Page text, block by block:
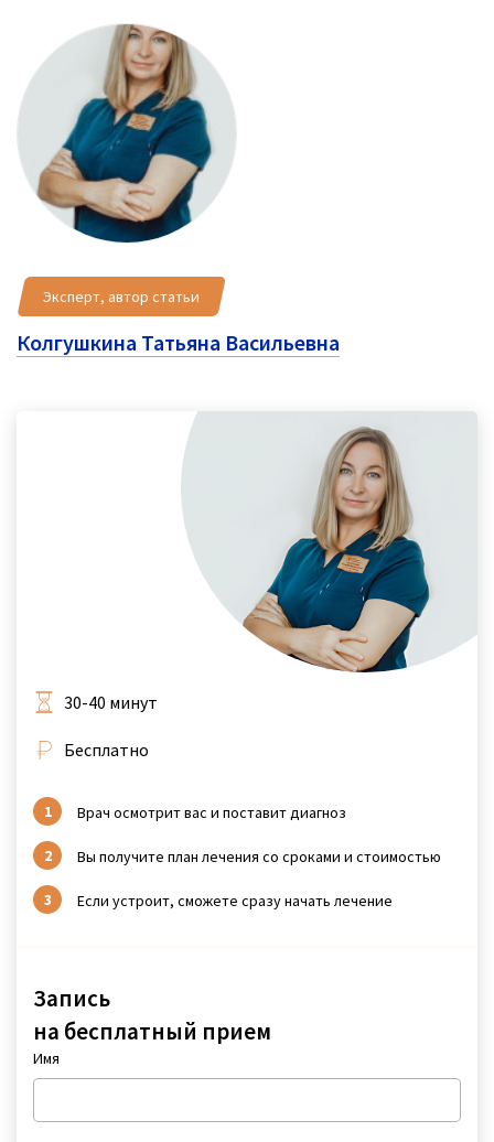
Эксперт, автор статьи
Колгушкина Татьяна Васильевна
Запись
на бесплатный прием
Имя
30-40 минут
Бесплатно
Врач осмотрит вас и поставит диагноз
Вы получите план лечения со сроками и стоимостью
Если устроит, сможете сразу начать лечение